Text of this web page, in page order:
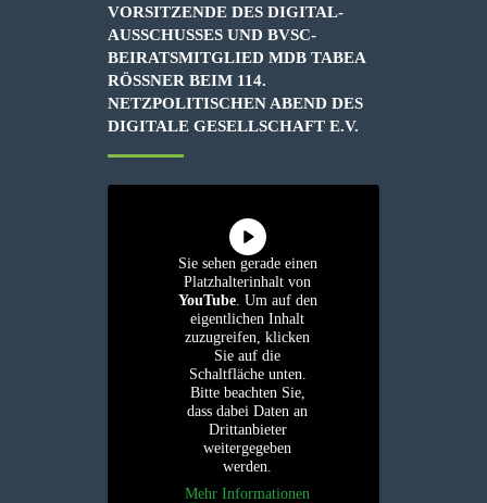
VORSITZENDE DES DIGITAL-
AUSSCHUSSES UND BVSC-
BEIRATSMITGLIED MDB TABEA
RÖSSNER BEIM 114. N
ETZPOLITISCHEN ABEND DES D
IGITALE GESELLSCHAFT E.V.
Sie sehen gerade einen
Platzhalterinhalt von
YouTube. Um auf den
eigentlichen Inhalt
zuzugreifen, klicken
Sie auf die
Schaltfläche unten.
Bitte beachten Sie,
dass dabei Daten an
Drittanbieter
weitergegeben
werden.
Mehr Informationen